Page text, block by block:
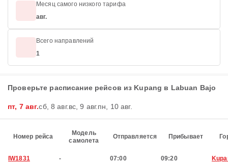
Месяц самого низкого тарифа
авг.
Всего направлений
1
Проверьте расписание рейсов из Kupang в Labuan Bajo
пт, 7 авг.сб, 8 авг.вс, 9 авг.пн, 10 авг.
Номер рейса
Модель
самолета
Отправляется Прибывает
IW1831 - 07:00 09:20